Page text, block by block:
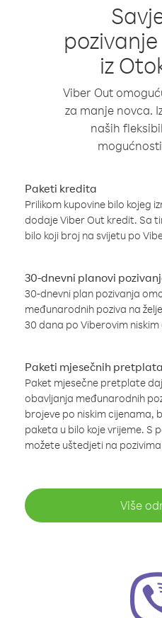
iz
Viber Out
za manje novca.
naših
Paketi kredita
Prilikom kupovine bilo kojeg
dodaje Viber Out kredit. Sa
bilo koji broj na svijetu po
30-dnevni planovi
30-dnevni plan pozivanja
međunarodnih poziva na
30 dana po Viberovim
Paketi mjesečnih pretplata
Paket mjesečne pretplate
obavljanja međunarodnih
brojeve po niskim cijenama,
paketa u bilo koje vrijeme. S
možete uštedjeti na
Više